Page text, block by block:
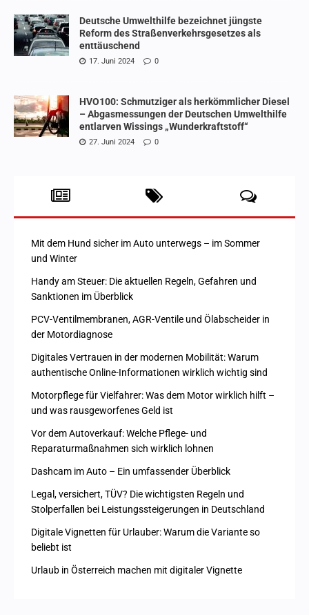
Deutsche Umwelthilfe bezeichnet jüngste
Reform des Straßenverkehrsgesetzes als
enttäuschend
17. Juni 2024 0
HVO100: Schmutziger als herkömmlicher Diesel
– Abgasmessungen der Deutschen Umwelthilfe
entlarven Wissings „Wunderkraftstoff“
27. Juni 2024 0
Mit dem Hund sicher im Auto unterwegs – im Sommer
und Winter
Handy am Steuer: Die aktuellen Regeln, Gefahren und
Sanktionen im Überblick
PCV-Ventilmembranen, AGR-Ventile und Ölabscheider in
der Motordiagnose
Digitales Vertrauen in der modernen Mobilität: Warum
authentische Online-Informationen wirklich wichtig sind
Motorpflege für Vielfahrer: Was dem Motor wirklich hilft –
und was rausgeworfenes Geld ist
Vor dem Autoverkauf: Welche Pflege- und
Reparaturmaßnahmen sich wirklich lohnen
Dashcam im Auto – Ein umfassender Überblick
Legal, versichert, TÜV? Die wichtigsten Regeln und
Stolperfallen bei Leistungssteigerungen in Deutschland
Digitale Vignetten für Urlauber: Warum die Variante so
beliebt ist
Urlaub in Österreich machen mit digitaler Vignette